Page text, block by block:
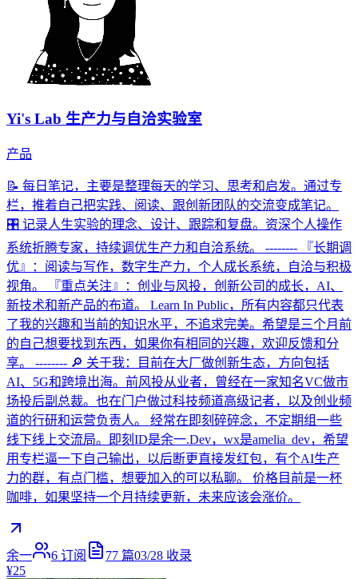
Yi's Lab 生产力与自洽实验室
产品
📝 每日笔记，主要是整理每天的学习、思考和启发。通过专
栏，推着自己把实践、阅读、跟创新团队的交流变成笔记。
🎛 记录人生实验的理念、设计、跟踪和复盘。资深个人操作
系统折腾专家，持续调优生产力和自洽系统。 -------- 『长期调
优』：阅读与写作，数字生产力，个人成长系统，自洽与积极
视角。 『重点关注』：创业与风投，创新公司的成长，AI、
新技术和新产品的布道。 Learn In Public，所有内容都只代表
了我的兴趣和当前的知识水平，不追求完美。希望是三个月前
的自己想要找到东西，如果你有相同的兴趣，欢迎反馈和分
享。 -------- 🔎 关于我：目前在大厂做创新生态，方向包括
AI、5G和跨境出海。前风投从业者，曾经在一家知名VC做市
场投后副总裁。也在门户做过科技频道高级记者，以及创业频
道的行研和运营负责人。 经常在即刻碎碎念，不定期组一些
线下线上交流局。即刻ID是余一.Dev，wx是amelia_dev，希望
用专栏逼一下自己输出，以后断更直接发红包，有个AI生产
力的群，有点门槛，想要加入的可以私聊。 价格目前是一杯
咖啡，如果坚持一个月持续更新，未来应该会涨价。
余一 6 订阅 77 篇03/28 收录
¥25